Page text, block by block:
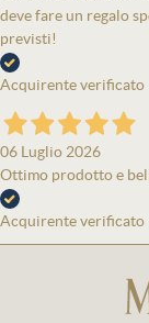
deve fare un regalo
previsti!
Acquirente verificato
06 Luglio 2026
Ottimo prodotto e
Acquirente verificato